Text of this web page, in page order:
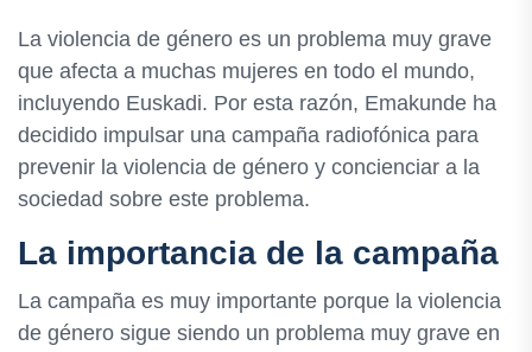
La violencia de género es un problema muy grave
que afecta a muchas mujeres en todo el mundo,
incluyendo Euskadi. Por esta razón, Emakunde ha
decidido impulsar una campaña radiofónica para
prevenir la violencia de género y concienciar a la
sociedad sobre este problema.
La importancia de la campaña
La campaña es muy importante porque la violencia
de género sigue siendo un problema muy grave en